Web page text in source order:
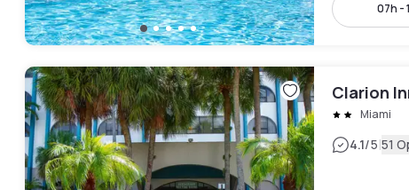
07h -
Clarion
Miami
4.1/5|51